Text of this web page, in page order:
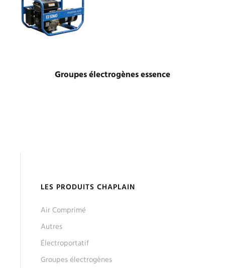
Groupes électrogènes essence
LES PRODUITS CHAPLAIN
Air Comprimé
Autres
Électroportatif
Groupes électrogènes